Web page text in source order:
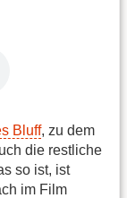
Bluff, zu dem
die restliche
so ist, ist
im Film